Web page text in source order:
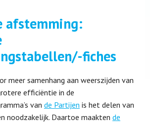
afstemming:
fiches
meer samenhang aan weerszijden van
efficiëntie in de
van de Partijen is het delen van
noodzakelijk. Daartoe maakten de